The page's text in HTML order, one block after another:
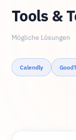
Tools &
Mögliche Lösungen
Calendly